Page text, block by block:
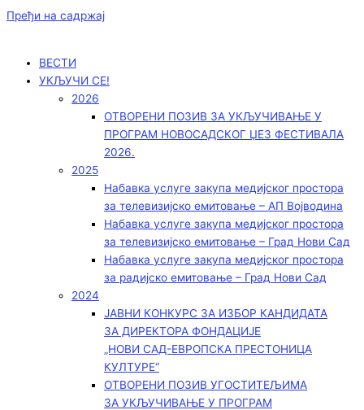
Пређи на садржај
ВЕСТИ
УКЉУЧИ СЕ!
2026
ОТВОРЕНИ ПОЗИВ ЗА УКЉУЧИВАЊЕ У
ПРОГРАМ НОВОСАДСКОГ ЏЕЗ ФЕСТИВАЛА
2026.
2025
Набавка услуге закупа медијског простора
за телевизијско емитовање – АП Војводинa
Набавка услуге закупа медијског простора
за телевизијско емитовање – Град Нови Сад
Набавка услуге закупа медијског простора
за радијско емитовање – Град Нови Сад
2024
ЈАВНИ КОНКУРС ЗА ИЗБОР КАНДИДАТА
ЗА ДИРЕКТОРА ФОНДАЦИЈЕ
„НОВИ САД-ЕВРОПСКА ПРЕСТОНИЦА
КУЛТУРЕ“
ОТВОРЕНИ ПОЗИВ УГОСТИТЕЉИМА
ЗА УКЉУЧИВАЊЕ У ПРОГРАМ